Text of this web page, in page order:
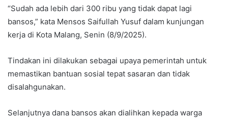
“Sudah ada lebih dari 300 ribu yang tidak dapat lagi
bansos,” kata Mensos Saifullah Yusuf dalam kunjungan
kerja di Kota Malang, Senin (8/9/2025).
Tindakan ini dilakukan sebagai upaya pemerintah untuk
memastikan bantuan sosial tepat sasaran dan tidak
disalahgunakan.
Selanjutnya dana bansos akan dialihkan kepada warga